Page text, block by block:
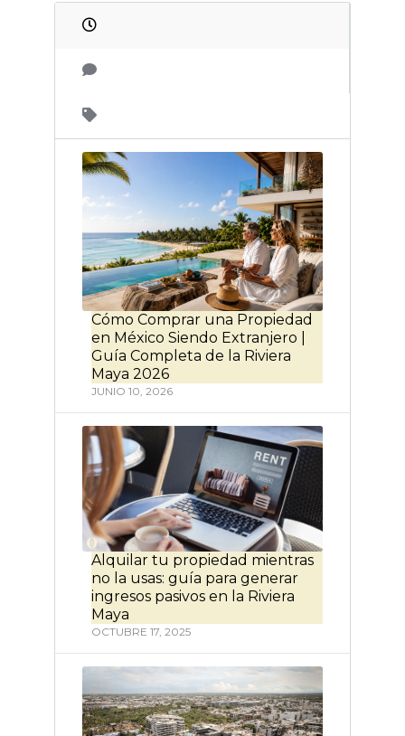
Cómo Comprar una Propiedad
en México Siendo Extranjero |
Guía Completa de la Riviera
Maya 2026
JUNIO 10, 2026
Alquilar tu propiedad mientras
no la usas: guía para generar
ingresos pasivos en la Riviera
Maya
OCTUBRE 17, 2025